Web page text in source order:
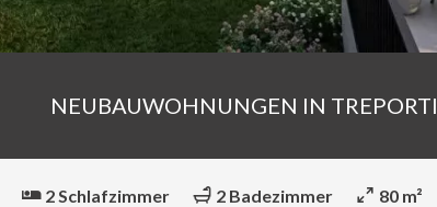
NEUBAUWOHNUNGEN IN TREPORTI
2 Schlafzimmer 2 Badezimmer 80 m²